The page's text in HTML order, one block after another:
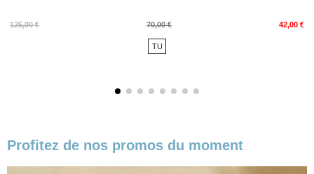
125,00 €
Prix
70,00 € 42,00 €
Prix
TU
Profitez de nos promos du moment